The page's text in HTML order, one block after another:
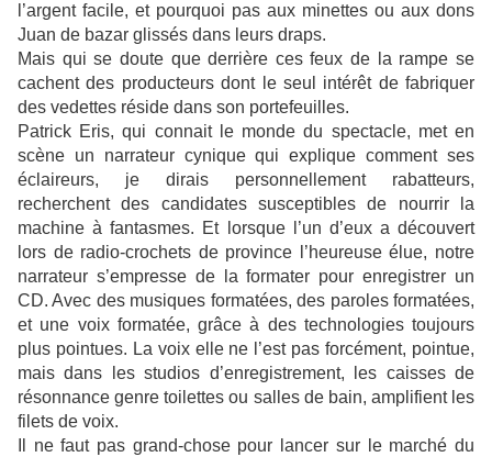
l’argent facile, et pourquoi pas aux minettes ou aux dons
Juan de bazar glissés dans leurs draps.
Mais qui se doute que derrière ces feux de la rampe se
cachent des producteurs dont le seul intérêt de fabriquer
des vedettes réside dans son portefeuilles.
Patrick Eris, qui connait le monde du spectacle, met en
scène un narrateur cynique qui explique comment ses
éclaireurs, je dirais personnellement rabatteurs,
recherchent des candidates susceptibles de nourrir la
machine à fantasmes. Et lorsque l’un d’eux a découvert
lors de radio-crochets de province l’heureuse élue, notre
narrateur s’empresse de la formater pour enregistrer un
CD. Avec des musiques formatées, des paroles formatées,
et une voix formatée, grâce à des technologies toujours
plus pointues. La voix elle ne l’est pas forcément, pointue,
mais dans les studios d’enregistrement, les caisses de
résonnance genre toilettes ou salles de bain, amplifient les
filets de voix.
Il ne faut pas grand-chose pour lancer sur le marché du